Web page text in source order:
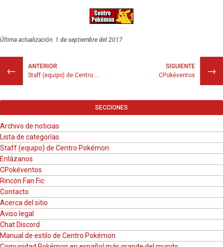
Última actualización: 1 de septiembre del 2017
←
ANTERIOR
Staff (equipo) de Centro Pokémon
→
SIGUIENTE
CPokéventos
SECCIONES
Archivo de noticias
Lista de categorías
Staff (equipo) de Centro Pokémon
Enlázanos
CPokéventos
Rincón Fan Fic
Contacto
Acerca del sitio
Aviso legal
Chat Discord
Manual de estilo de Centro Pokémon